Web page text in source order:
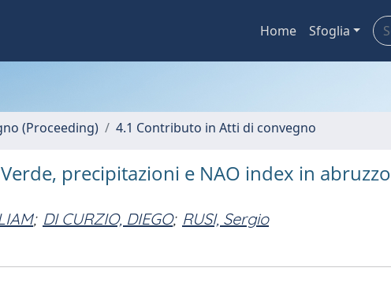
Home Sfoglia
(Proceeding) 4.1 Contributo in Atti di convegno
precipitazioni e NAO index in abruzzo
; DI CURZIO, DIEGO; RUSI, Sergio